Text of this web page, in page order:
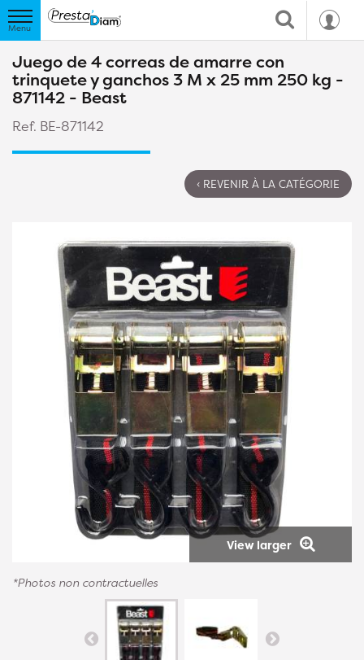
Juego de 4 correas de amarre con
trinquete y ganchos 3 M x 25 mm 250 kg -
871142 - Beast
Ref. BE-871142
‹ REVENIR À LA CATÉGORIE
View larger
*Photos non contractuelles